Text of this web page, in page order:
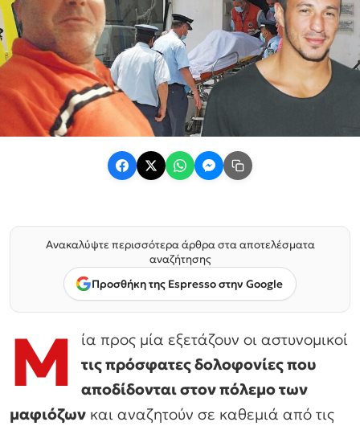
Ανακαλύψτε περισσότερα άρθρα στα αποτελέσματα
αναζήτησης
Προσθήκη της Espresso στην Google
Μ
ία προς μία εξετάζουν οι αστυνομικοί
τις πρόσφατες δολοφονίες που
αποδίδονται στον πόλεμο των
μαφιόζων και αναζητούν σε καθεμιά από τις